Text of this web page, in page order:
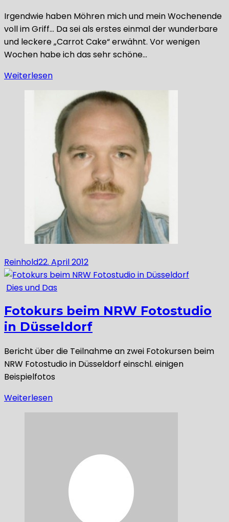
Irgendwie haben Möhren mich und mein Wochenende
voll im Griff… Da sei als erstes einmal der wunderbare
und leckere „Carrot Cake“ erwähnt. Vor wenigen
Wochen habe ich das sehr schöne…
Weiterlesen
Reinhold22. April 2012
Dies und Das
Fotokurs beim NRW Fotostudio
in Düsseldorf
Bericht über die Teilnahme an zwei Fotokursen beim
NRW Fotostudio in Düsseldorf einschl. einigen
Beispielfotos
Weiterlesen